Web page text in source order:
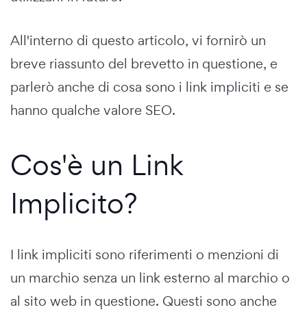
All'interno di questo articolo, vi fornirò un
breve riassunto del brevetto in questione, e
parlerò anche di cosa sono i link impliciti e se
hanno qualche valore SEO.
Cos'è un Link
Implicito?
I link impliciti sono riferimenti o menzioni di
un marchio senza un link esterno al marchio o
al sito web in questione. Questi sono anche